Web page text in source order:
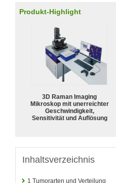
Produkt-Highlight
3D Raman Imaging
Mikroskop mit unerreichter
Geschwindigkeit,
Sensitivität und Auflösung
Inhaltsverzeichnis
1 Tumorarten und Verteilung